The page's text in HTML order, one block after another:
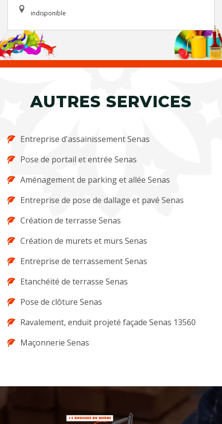
indisponible
AUTRES SERVICES
Entreprise d'assainissement Senas
Pose de portail et entrée Senas
Aménagement de parking et allée Senas
Entreprise de pose de dallage et pavé Senas
Création de terrasse Senas
Création de murets et murs Senas
Entreprise de terrassement Senas
Etanchéité de terrasse Senas
Pose de clôture Senas
Ravalement, enduit projeté façade Senas 13560
Maçonnerie Senas